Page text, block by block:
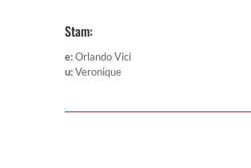
Stam:
e:Orlando Vici
u:Veronique